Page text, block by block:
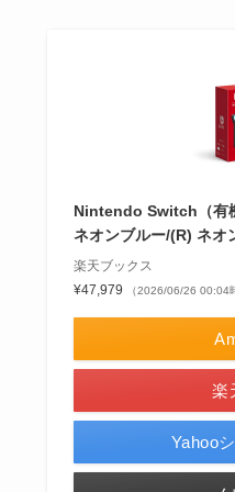
Nintendo Switch（有
ネオンブルー/(R) ネオ
楽天ブックス
¥47,979
（2026/06/26 00:04
楽
Yahoo